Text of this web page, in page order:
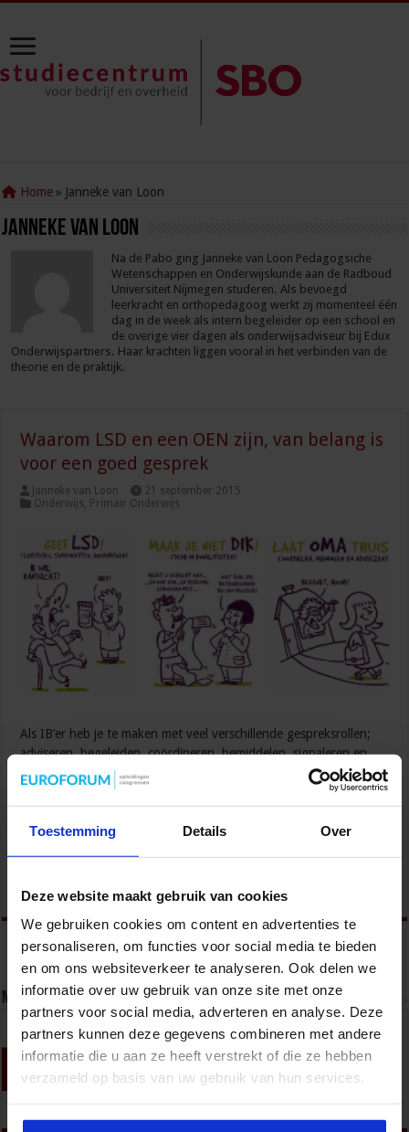
Toestemming Details Over
Deze website maakt gebruik van cookies
We gebruiken cookies om content en advertenties te
personaliseren, om functies voor social media te bieden
en om ons websiteverkeer te analyseren. Ook delen we
informatie over uw gebruik van onze site met onze
partners voor social media, adverteren en analyse. Deze
partners kunnen deze gegevens combineren met andere
informatie die u aan ze heeft verstrekt of die ze hebben
verzameld op basis van uw gebruik van hun services.
Home » Janneke van Loon
Janneke van Loon
Na de Pabo ging Janneke van Loon Pedagogsiche
Wetenschappen en Onderwijskunde aan de Radboud
Universiteit Nijmegen studeren. Als bevoegd
leerkracht en orthopedagoog werkt zij momenteel één
dag in de week als intern begeleider op een school en
de overige vier dagen als onderwijsadviseur bij Edux
Onderwijspartners. Haar krachten liggen vooral in het verbinden van de
theorie en de praktijk.
Waarom LSD en een OEN zijn, van belang is
voor een goed gesprek
Janneke van Loon
21 september 2015
Onderwijs, Primair Onderwijs
Als IB’er heb je te maken met veel verschillende gespreksrollen;
adviseren, begeleiden, coördineren, bemiddelen, signaleren en
ondersteunen. In elke rol wordt er net iets anders van je verwacht
maar de basis blijft hetzelfde: luisteren, samenvatten en
doorvragen. Ook jezelf open en eerlijk opstellen en nieuwsgierig
zijn helpen bij een goed gesprek…. Dan kan het niet meer
Nieuwsbrief